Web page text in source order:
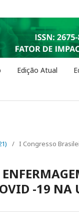
Edição Atual
/ I Congresso
-19 NA